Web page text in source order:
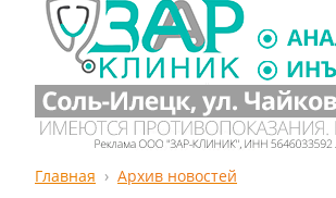
Главная Архив новостей